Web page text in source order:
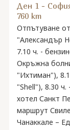
Ден 1 -
760 km
Отпътуване
"Александър
7.10 ч. -
Окръжна
"Ихтиман"),
"Shell"), 8.30
хотел Санкт
маршрут
Чанаккале –